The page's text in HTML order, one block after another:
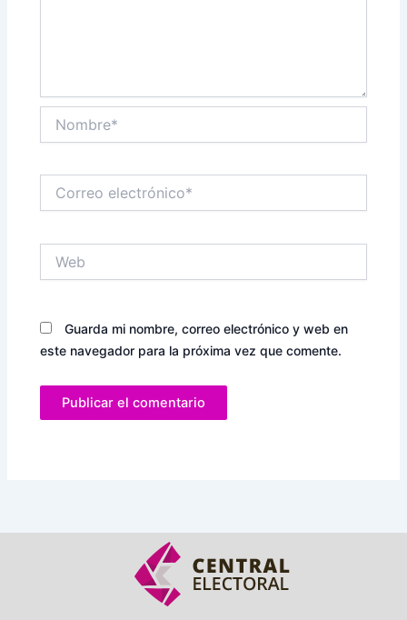
electrónico*
Guarda mi nombre, correo electrónico y web en
este navegador para la próxima vez que comente.